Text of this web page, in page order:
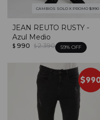
CAMBIOS SOLO X PROMO $990
JEAN REUTO RUSTY -
Azul Medio
$ 990 $ 2.390 59